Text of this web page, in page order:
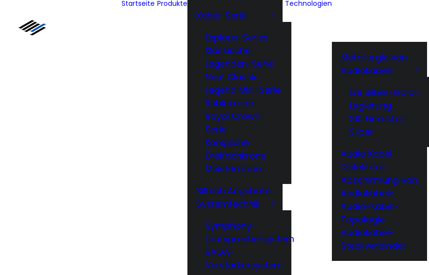
Startseite Produkte
Kabel-Serie
Explorer Series
Klassische
Legenden-Serie
Neu! Classic
Legend MkII-Serie
Rubinkrone
Royal Crown
Serie
Königliche
Dreifachkrone
Meisterkrone
Siltech Angebote
Systemtechnik
Symphony-
Lautsprechersystem
SAGA-
Verstärkersystem
Technologien
Metallurgie von
Audiokabeln
G9 Silber-Gold-
Legierung
S10 Einkristall
Silber
Audio Kabel
Dielektrika
Abschirmung von
Audiokabeln
Audio-Kabel-
Topologie
Audiokabel-
Steckverbinder